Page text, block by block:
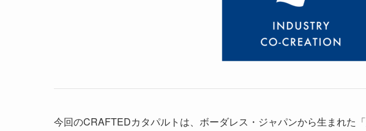
今回のCRAFTEDカタパルトは、ボーダレス・ジャパンから生まれた「